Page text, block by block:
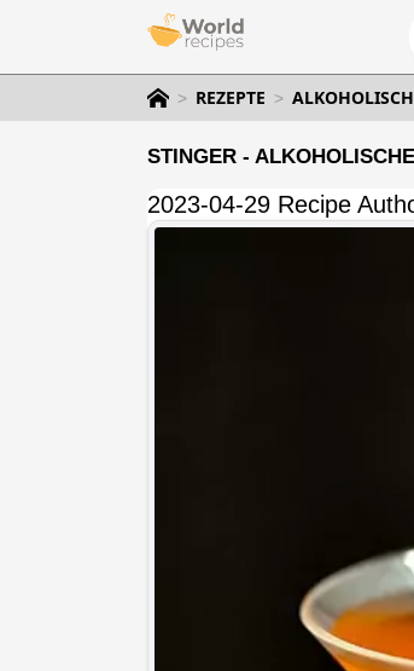
REZEPTE
STINGER -
2023-04-29 Recipe